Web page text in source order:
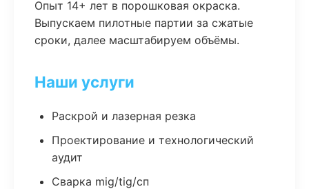
Опыт 14+ лет в порошковая окраска.
Выпускаем пилотные партии за сжатые
сроки, далее масштабируем объёмы.
Наши услуги
Раскрой и лазерная резка
Проектирование и технологический
аудит
Сварка mig/tig/сп